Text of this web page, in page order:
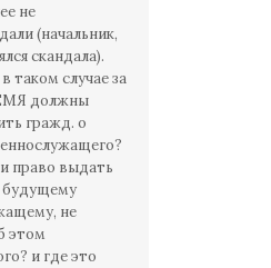
не
(начальник,
скандала).
таком случае за
должны
гражд. о
право выдать
не
этом
и где это